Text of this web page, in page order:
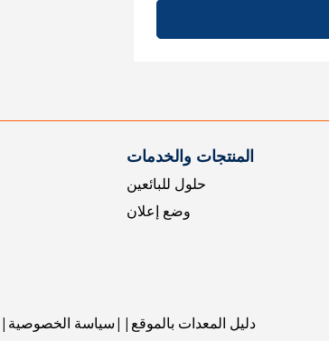
المنتجات والخدمات
حلول للبائعين
وضع إعلان
سياسة الخصوصية دليل المعدات بالموقع